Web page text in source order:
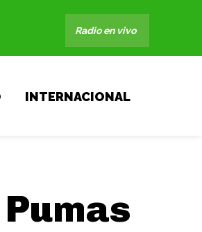
Radio en vivo
INTERNACIONAL